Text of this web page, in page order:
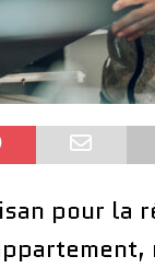
pour la